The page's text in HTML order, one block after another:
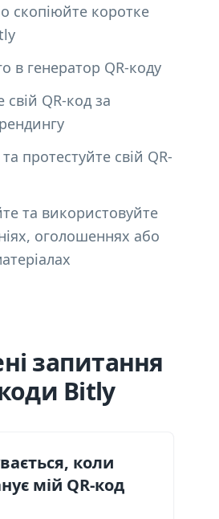
скопіюйте коротке
в генератор QR-коду
QR-код за
протестуйте свій QR-
та використовуйте
оголошеннях або
запитання
Bitly
коли
мій QR-код